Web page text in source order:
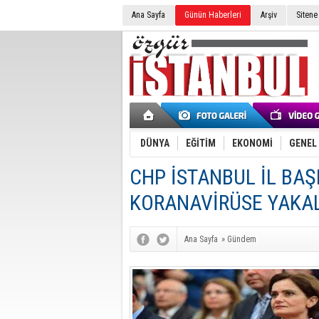
Ana Sayfa Günün Haberleri Arşiv
DÜNYA EĞİTİM EKONOMİ GENEL
CHP İSTANBUL İL
KORANAVİRÜSE
Ana Sayfa » Gündem